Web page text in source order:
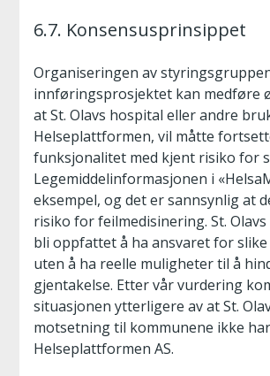
6.7. Konsensusprinsippet
Organiseringen av
innføringsprosjektet kan medføre
at St. Olavs hospital eller andre
Helseplattformen, vil måtte
funksjonalitet med kjent risiko for
Legemiddelinformasjonen i
eksempel, og det er sannsynlig at
risiko for feilmedisinering. St.
bli oppfattet å ha ansvaret for slike
uten å ha reelle muligheter til å
gjentakelse. Etter vår vurdering
situasjonen ytterligere av at St.
motsetning til kommunene ikke
Helseplattformen AS.